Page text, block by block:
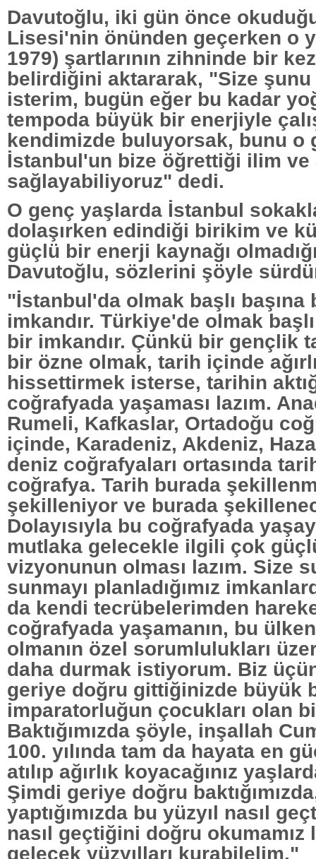
Davutoğlu, iki gün önce
Lisesi'nin önünden geçerken o
1979) şartlarının zihninde bir
belirdiğini aktararak, "Size
isterim, bugün eğer bu kadar
tempoda büyük bir enerjiyle
kendimizde buluyorsak, bunu o
İstanbul'un bize öğrettiği ilim ve
sağlayabiliyoruz" dedi.
O genç yaşlarda İstanbul
dolaşırken edindiği birikim ve
güçlü bir enerji kaynağı
Davutoğlu, sözlerini şöyle
"İstanbul'da olmak başlı başına
imkandır. Türkiye'de olmak
bir imkandır. Çünkü bir gençlik
bir özne olmak, tarih içinde
hissettirmek isterse, tarihin
coğrafyada yaşaması lazım.
Rumeli, Kafkaslar, Ortadoğu
içinde, Karadeniz, Akdeniz,
deniz coğrafyaları ortasında
coğrafya. Tarih burada
şekilleniyor ve burada
Dolayısıyla bu coğrafyada
mutlaka gelecekle ilgili çok
vizyonunun olması lazım. Size
sunmayı planladığımız
da kendi tecrübelerimden
coğrafyada yaşamanın, bu
olmanın özel sorumlulukları
daha durmak istiyorum. Biz
geriye doğru gittiğinizde büyük
imparatorluğun çocukları olan
Baktığımızda şöyle, inşallah
100. yılında tam da hayata en
atılıp ağırlık koyacağınız
Şimdi geriye doğru
yaptığımızda bu yüzyıl nasıl
nasıl geçtiğini doğru okumamız
gelecek yüzyılları kurabilelim."